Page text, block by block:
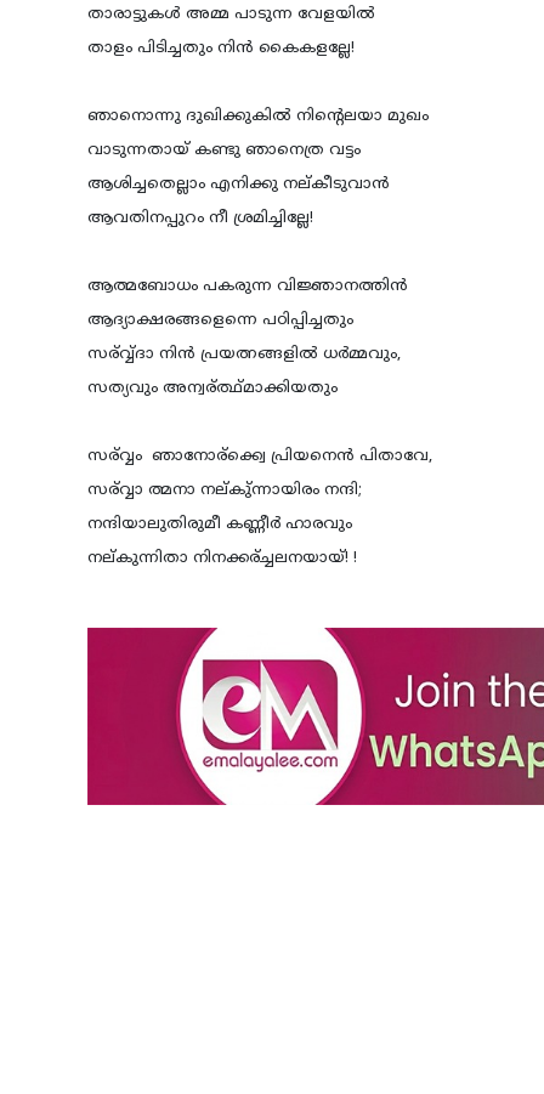
താരാട്ടുകള്‍ അമ്മ പാടുന്ന വേളയില്‍
താളം പിടിച്ചതും നിന്‍ കൈകളല്ലേ!
ഞാനൊന്നു ദുഖിക്കുകില്‍ നിന്റെലയാ മുഖം
വാടുന്നതായ് കണ്ടു ഞാനെത്ര വട്ടം
ആശിച്ചതെല്ലാം എനിക്കു നല്കീടുവാന്‍
ആവതിനപ്പുറം നീ ശ്രമിച്ചില്ലേ!
ആത്മബോധം പകരുന്ന വിജ്ഞാനത്തിന്‍
ആദ്യാക്ഷരങ്ങളെന്നെ പഠിപ്പിച്ചതും
സര്വ്വ്ദാ നിന്‍ പ്രയത്നങ്ങളില്‍ ധര്‍മ്മവും,
സത്യവും അന്വര്ത്ഥ്മാക്കിയതും
സര്വ്വം ഞാനോര്ക്ക്വെ പ്രിയനെന്‍ പിതാവേ,
സര്വ്വാ ത്മനാ നല്കു്ന്നായിരം നന്ദി;
നന്ദിയാലുതിരുമീ കണ്ണീര്‍ ഹാരവും
നല്കുന്നിതാ നിനക്കര്ച്ചലനയായ്! !